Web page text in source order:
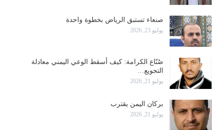
صنعاء تستبق الرياض بخطوة واحدة
يوليو 23, 2026
صُنّاع الكرامة: كيف أسقط الوعي اليمني معادلة
التجويع…
يوليو 21, 2026
بركان اليمن يقترب
يوليو 21, 2026